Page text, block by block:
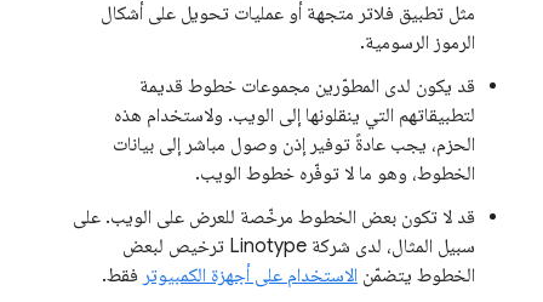
مثل تطبيق فلاتر متجهة أو عمليات تحويل على أشكال
الرموز الرسومية.
قد يكون لدى المطوّرين مجموعات خطوط قديمة
لتطبيقاتهم التي ينقلونها إلى الويب. ولاستخدام هذه
الحزم، يجب عادةً توفير إذن وصول مباشر إلى بيانات
الخطوط، وهو ما لا توفّره خطوط الويب.
قد لا تكون بعض الخطوط مرخّصة للعرض على الويب. على
سبيل المثال، لدى شركة Linotype ترخيص لبعض
الخطوط يتضمّن الاستخدام على أجهزة الكمبيوتر فقط.